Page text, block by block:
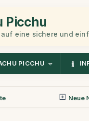
Picchu
eine sichere und
PICCHU
Neue